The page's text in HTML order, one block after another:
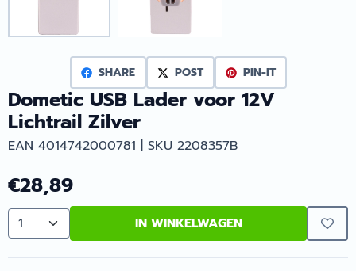
SHARE POST PIN-IT
Dometic USB Lader voor 12V
Lichtrail Zilver
EAN 4014742000781 | SKU 2208357B
€28,89
Aantal IN WINKELWAGEN